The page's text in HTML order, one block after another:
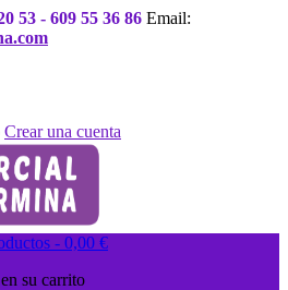
53 - 609 55 36 86 Email:
Crear una cuenta
- 0,00 €
su carrito